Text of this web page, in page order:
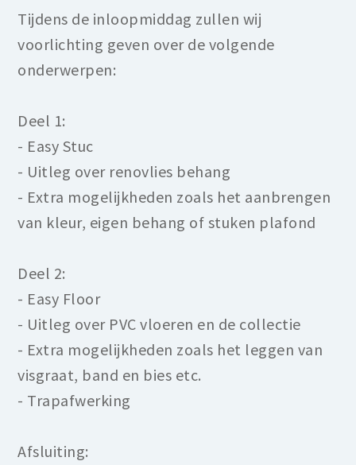
Tijdens de inloopmiddag zullen wij
voorlichting geven over de volgende
onderwerpen:
Deel 1:
- Easy Stuc
- Uitleg over renovlies behang
- Extra mogelijkheden zoals het aanbrengen
van kleur, eigen behang of stuken plafond
Deel 2:
- Easy Floor
- Uitleg over PVC vloeren en de collectie
- Extra mogelijkheden zoals het leggen van
visgraat, band en bies etc.
- Trapafwerking
Afsluiting: